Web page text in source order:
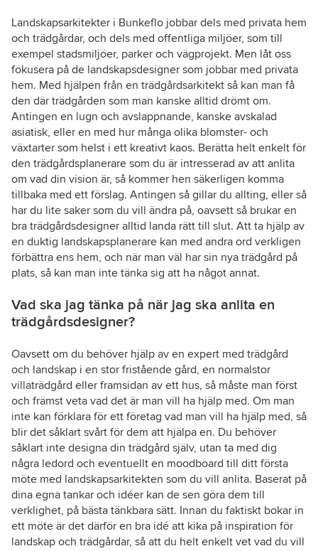
Landskapsarkitekter i Bunkeflo jobbar dels med privata hem
och trädgårdar, och dels med offentliga miljöer, som till
exempel stadsmiljöer, parker och vägprojekt. Men låt oss
fokusera på de landskapsdesigner som jobbar med privata
hem. Med hjälpen från en trädgårdsarkitekt så kan man få
den där trädgården som man kanske alltid drömt om.
Antingen en lugn och avslappnande, kanske avskalad
asiatisk, eller en med hur många olika blomster- och
växtarter som helst i ett kreativt kaos. Berätta helt enkelt för
den trädgårdsplanerare som du är intresserad av att anlita
om vad din vision är, så kommer hen säkerligen komma
tillbaka med ett förslag. Antingen så gillar du allting, eller så
har du lite saker som du vill ändra på, oavsett så brukar en
bra trädgårdsdesigner alltid landa rätt till slut. Att ta hjälp av
en duktig landskapsplanerare kan med andra ord verkligen
förbättra ens hem, och när man väl har sin nya trädgård på
plats, så kan man inte tänka sig att ha något annat.
Vad ska jag tänka på när jag ska anlita en
trädgårdsdesigner?
Oavsett om du behöver hjälp av en expert med trädgård
och landskap i en stor fristående gård, en normalstor
villaträdgård eller framsidan av ett hus, så måste man först
och främst veta vad det är man vill ha hjälp med. Om man
inte kan förklara för ett företag vad man vill ha hjälp med, så
blir det såklart svårt för dem att hjälpa en. Du behöver
såklart inte designa din trädgård själv, utan ta med dig
några ledord och eventuellt en moodboard till ditt första
möte med landskapsarkitekten som du vill anlita. Baserat på
dina egna tankar och idéer kan de sen göra dem till
verklighet, på bästa tänkbara sätt. Innan du faktiskt bokar in
ett möte är det därför en bra idé att kika på inspiration för
landskap och trädgårdar, så att du helt enkelt vet vad du vill